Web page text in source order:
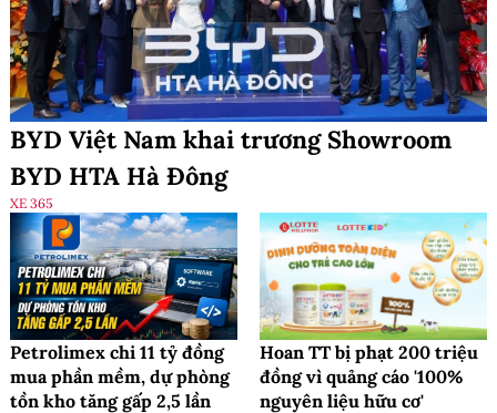
BYD Việt Nam khai trương Showroom
BYD HTA Hà Đông
XE 365
Petrolimex chi 11 tỷ đồng
mua phần mềm, dự phòng
tồn kho tăng gấp 2,5 lần
Hoan TT bị phạt 200 triệu
đồng vì quảng cáo '100%
nguyên liệu hữu cơ'